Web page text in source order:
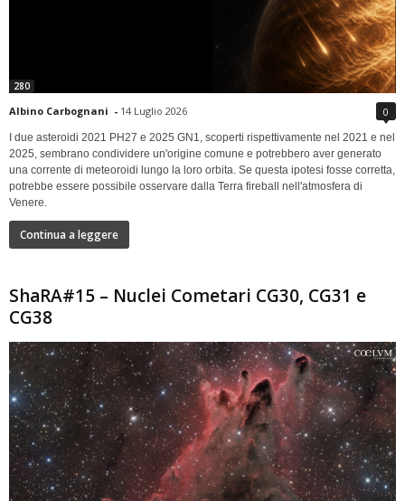
280
Albino Carbognani - 14 Luglio 2026 0
I due asteroidi 2021 PH27 e 2025 GN1, scoperti rispettivamente nel 2021 e nel
2025, sembrano condividere un'origine comune e potrebbero aver generato
una corrente di meteoroidi lungo la loro orbita. Se questa ipotesi fosse corretta,
potrebbe essere possibile osservare dalla Terra fireball nell'atmosfera di
Venere.
Continua a leggere
ShaRA#15 – Nuclei Cometari CG30, CG31 e
CG38